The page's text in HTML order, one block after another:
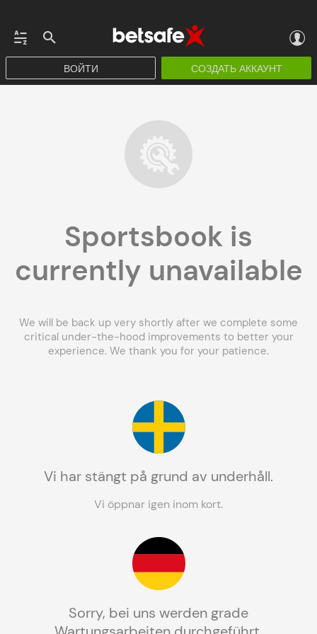
ВОЙТИ СОЗДАТЬ АККАУНТ
Sportsbook is
currently unavailable
We will be back up very shortly after we complete some
critical under-the-hood improvements to better your
experience. We thank you for your patience.
Vi har stängt på grund av underhåll.
Vi öppnar igen inom kort.
Sorry, bei uns werden grade